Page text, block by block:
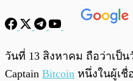
พร้อมเล่น
วันที่ 13 สิงหาคม ถือว่าเป็
Captain Bitcoin หนึ่งในผู้เชื่